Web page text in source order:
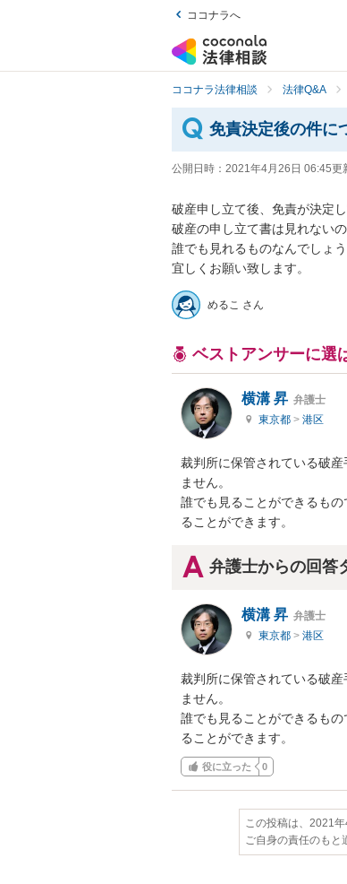
ココナラへ
ココナラ法律相談 法律Q&A
免責決定後の件に
公開日時： 2021年4月26日 06:45更
破産申し立て後、免責が決定
破産の申し立て書は見れないの
誰でも見れるものなんでしょう
宜しくお願い致します。
めるこ さん
ベストアンサーに選
横溝 昇 弁護士
東京都 > 港区
裁判所に保管されている破
ません。
誰でも見ることができるも
ることができます。
弁護士からの回答
横溝 昇 弁護士
東京都 > 港区
裁判所に保管されている破
ません。
誰でも見ることができるも
ることができます。
役に立った 0
この投稿は、2021
ご自身の責任のもと